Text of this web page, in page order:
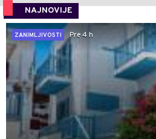
NAJNOVIJE
ZANIMLJIVOSTI
Pre 4 h